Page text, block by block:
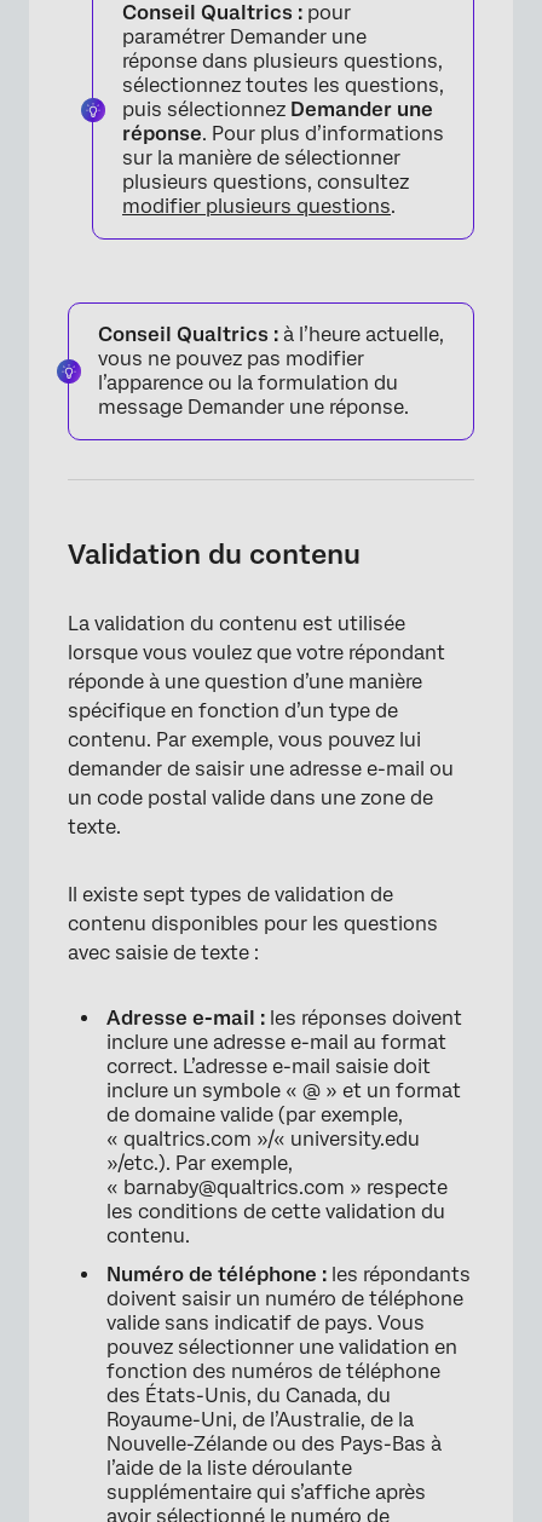
×
Conseil Qualtrics : pour
paramétrer Demander une
réponse dans plusieurs questions,
sélectionnez toutes les questions,
puis sélectionnez Demander une
réponse. Pour plus d’informations
sur la manière de sélectionner
plusieurs questions, consultez
modifier plusieurs questions.
Conseil Qualtrics : à l’heure actuelle,
vous ne pouvez pas modifier
l’apparence ou la formulation du
message Demander une réponse.
Validation du contenu
La validation du contenu est utilisée
lorsque vous voulez que votre répondant
réponde à une question d’une manière
spécifique en fonction d’un type de
contenu. Par exemple, vous pouvez lui
demander de saisir une adresse e-mail ou
un code postal valide dans une zone de
texte.
Il existe sept types de validation de
contenu disponibles pour les questions
avec saisie de texte :
Adresse e-mail : les réponses doivent
inclure une adresse e-mail au format
correct. L’adresse e-mail saisie doit
inclure un symbole « @ » et un format
de domaine valide (par exemple,
« qualtrics.com »/« university.edu
»/etc.). Par exemple,
« barnaby@qualtrics.com » respecte
les conditions de cette validation du
contenu.
Numéro de téléphone : les répondants
doivent saisir un numéro de téléphone
valide sans indicatif de pays. Vous
pouvez sélectionner une validation en
fonction des numéros de téléphone
des États-Unis, du Canada, du
Royaume-Uni, de l’Australie, de la
Nouvelle-Zélande ou des Pays-Bas à
l’aide de la liste déroulante
supplémentaire qui s’affiche après
avoir sélectionné le numéro de